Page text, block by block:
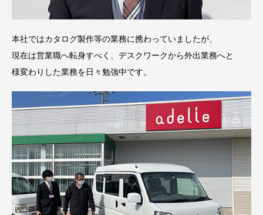
本社ではカタログ製作等の業務に携わっていましたが、
現在は営業職へ転身すべく、デスクワークから外出業務へと
様変わりした業務を日々勉強中です。